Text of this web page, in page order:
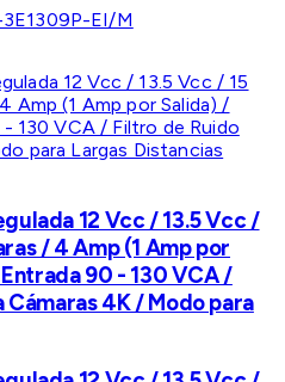
3E1309P-EI/M
12 Vcc / 13.5 Vcc /
/ 4 Amp (1 Amp por
90 - 130 VCA /
4K / Modo para